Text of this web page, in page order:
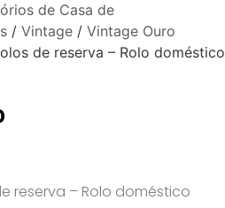
de Casa de
/ Vintage/ Vintage Ouro
de reserva – Rolo doméstico
reserva – Rolo doméstico